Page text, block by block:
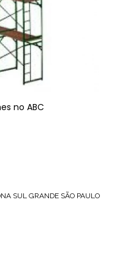
no ABC
SUL GRANDE SÃO PAULO